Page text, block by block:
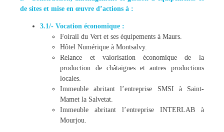
de sites et mise en œuvre d’actions à :
3.1/- Vocation économique :
Foirail du Vert et ses équipements à Maurs.
Hôtel Numérique à Montsalvy.
Relance et valorisation économique de la
production de châtaignes et autres productions
locales.
Immeuble abritant l’entreprise SMSI à Saint-
Mamet la Salvetat.
Immeuble abritant l’entreprise INTERLAB à
Mourjou.